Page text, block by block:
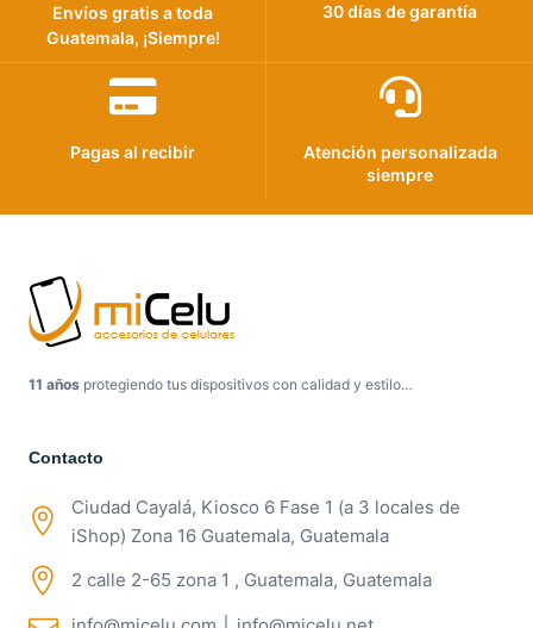
Envíos gratis a toda
Guatemala, ¡Siempre!
30 días de garantía
Pagas al recibir
Atención personalizada
siempre
11 años protegiendo tus dispositivos con calidad y estilo…
Contacto
Ciudad Cayalá, Kiosco 6 Fase 1 (a 3 locales de
iShop) Zona 16 Guatemala, Guatemala
2 calle 2-65 zona 1 , Guatemala, Guatemala